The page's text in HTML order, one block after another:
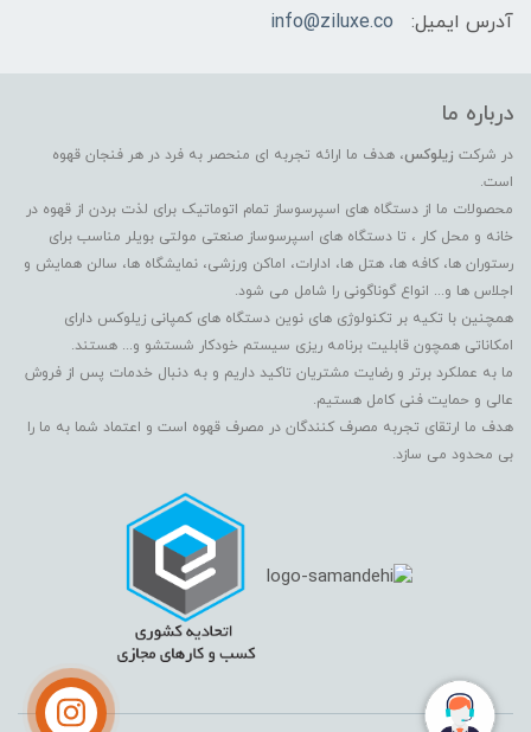
آدرس ایمیل:
info@ziluxe.co
درباره ما
در شرکت زیلوکس، هدف ما ارائه تجربه ای منحصر به فرد در هر فنجان قهوه
است.
محصولات ما از دستگاه های اسپرسوساز تمام اتوماتیک برای لذت بردن از قهوه در
خانه و محل کار ، تا دستگاه های اسپرسوساز صنعتی مولتی بویلر مناسب برای
رستوران ها، کافه ها، هتل ها، ادارات، اماکن ورزشی، نمایشگاه ها، سالن همایش و
اجلاس ها و... انواع گوناگونی را شامل می شود.
همچنین با تکیه بر تکنولوژی های نوین دستگاه های کمپانی زیلوکس دارای
امکاناتی همچون قابلیت برنامه ریزی سیستم خودکار شستشو و... هستند.
ما به عملکرد برتر و رضایت مشتریان تاکید داریم و به دنبال خدمات پس از فروش
عالی و حمایت فنی کامل هستیم.
هدف ما ارتقای تجربه مصرف کنندگان در مصرف قهوه است و اعتماد شما به ما را
بی محدود می سازد.